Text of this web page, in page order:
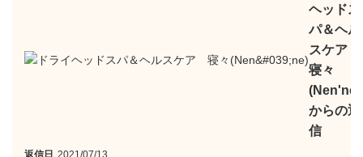
ヘッドス
パ＆ヘル
スケア
寝々
(Nen'ne)
からの返
信
返信日 2021/07/13